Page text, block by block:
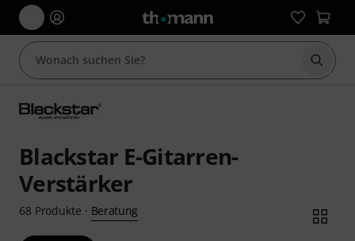
Suche
Blackstar E-Gitarren-
Verstärker
68 Produkte · Beratung